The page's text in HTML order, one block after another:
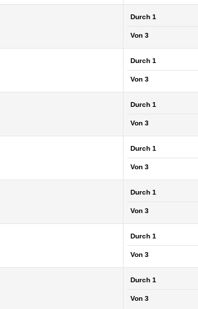
Durch 1
Von 3
Durch 1
Von 3
Durch 1
Von 3
Durch 1
Von 3
Durch 1
Von 3
Durch 1
Von 3
Durch 1
Von 3